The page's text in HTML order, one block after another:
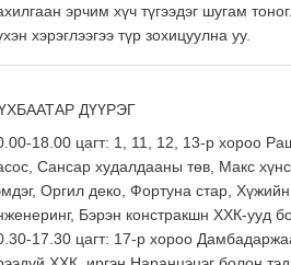
эрчим хүч түгээдэг шугам
хэрэглээгээ түр зохицуулна уу.
ДҮҮРЭГ
18.00 цагт: 1, 11, 12, 13-р хороо
Сансар худалдааны төв, Макс
Оргил деко, Фортуна стар,
Бэрэн констракшн ХХК-ууд
17.30 цагт: 17-р хороо